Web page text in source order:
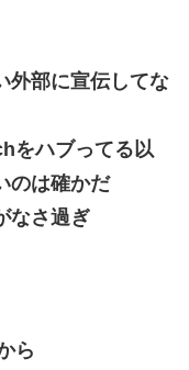
外部に宣伝してな
をハブってる以
のは確かだ
なさ過ぎ
ら